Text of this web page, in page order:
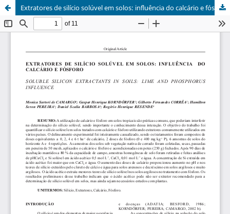
Extratores de silício solúvel em solos: influência do calcário e fósforo